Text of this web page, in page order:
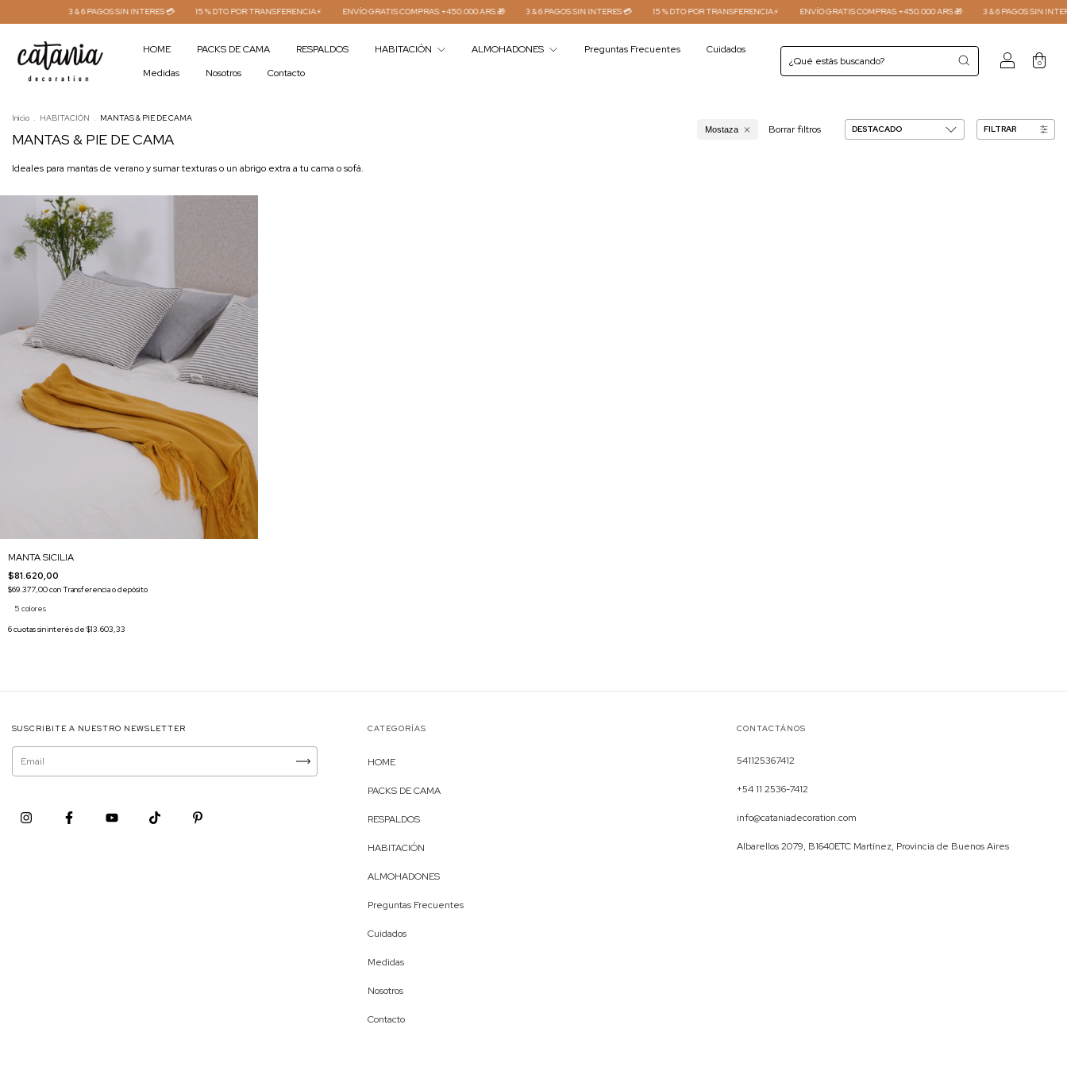
3 & 6 PAGOS SIN INTERES 💳 15 % DTO POR TRANSFERENCIA⚡ ENVÍO GRATIS COMPRAS +450.000 ARS 🎁 3 & 6 PAGOS SIN INTERES 💳 15 % DTO POR TRANSFERENCIA⚡ ENVÍO GRATIS COMPRAS +450.000 ARS 🎁 3 & 6 PAGOS SIN INTERES 💳
HOME PACKS DE CAMA RESPALDOS HABITACIÓN ALMOHADONES Preguntas Frecuentes
Cuidados
Medidas
Nosotros Contacto
0
Inicio . HABITACIÓN . MANTAS & PIE DE CAMA
MANTAS & PIE DE CAMA
Mostaza Borrar filtros FILTRAR
Ideales para mantas de verano y sumar texturas o un abrigo extra a tu cama o sofá.
MANTA SICILIA
$81.620,00
$69.377,00conTransferencia o depósito
5 colores
6cuotas sin interés de $13.603,33
SUSCRIBITE A NUESTRO NEWSLETTER CATEGORÍAS
HOME
PACKS DE CAMA
RESPALDOS
HABITACIÓN
ALMOHADONES
Preguntas Frecuentes
Cuidados
Medidas
Nosotros
Contacto
CONTACTÁNOS
541125367412
+54 11 2536-7412
info@cataniadecoration.com
Albarellos 2079, B1640ETC Martínez, Provincia de Buenos Aires